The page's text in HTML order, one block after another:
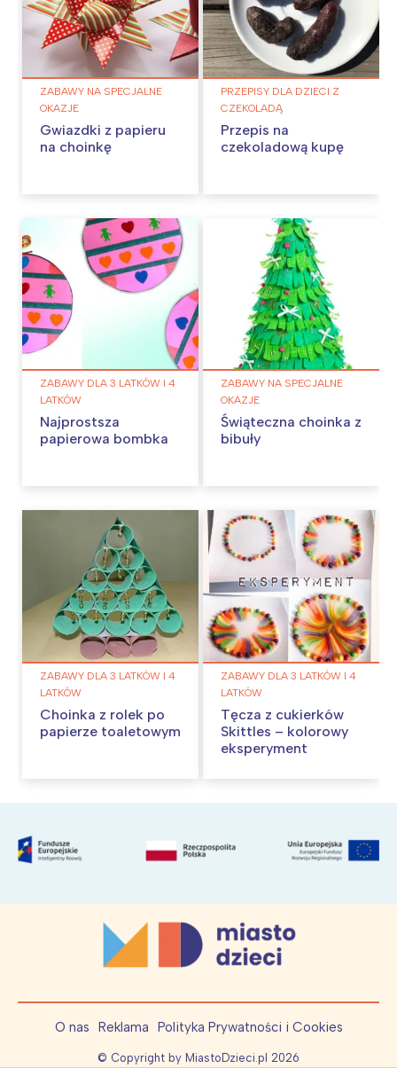
ZABAWY NA SPECJALNE
OKAZJE
Gwiazdki z papieru
na choinkę
PRZEPISY DLA DZIECI Z
CZEKOLADĄ
Przepis na
czekoladową kupę
ZABAWY DLA 3 LATKÓW I 4
LATKÓW
Najprostsza
papierowa bombka
ZABAWY NA SPECJALNE
OKAZJE
Świąteczna choinka z
bibuły
ZABAWY DLA 3 LATKÓW I 4
LATKÓW
Choinka z rolek po
papierze toaletowym
ZABAWY DLA 3 LATKÓW I 4
LATKÓW
Tęcza z cukierków
Skittles – kolorowy
eksperyment
O nas Reklama Polityka Prywatności i Cookies
© Copyright by MiastoDzieci.pl 2026